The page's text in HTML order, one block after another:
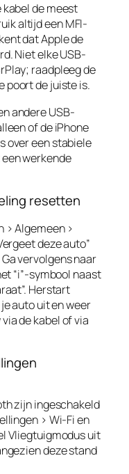
kabel de meest
altijd een MFI-
dat Apple de
Niet elke USB-
raadpleeg de
poort de juiste is.
andere USB-
of de iPhone
over een stabiele
werkende
resetten
> Algemeen >
deze auto”
vervolgens naar
“i”-symbool naast
Herstart
auto uit en weer
de kabel of via
zijn ingeschakeld
> Wi-Fi en
Vliegtuigmodus uit
deze stand